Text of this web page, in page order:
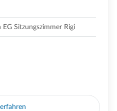
Sitzungszimmer Rigi